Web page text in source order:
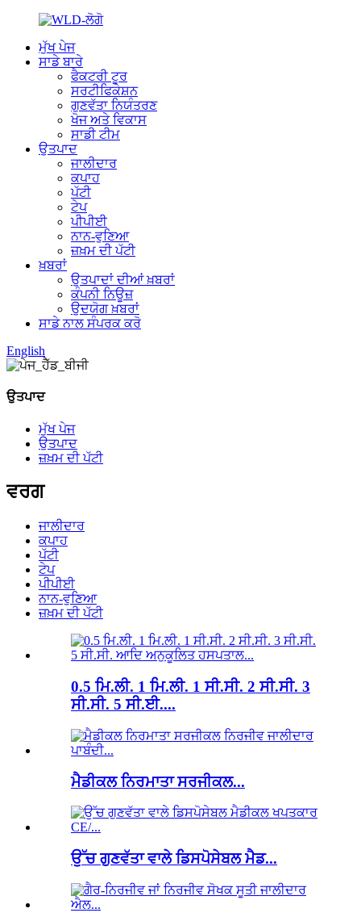
ਮੁੱਖ ਪੇਜ
ਸਾਡੇ ਬਾਰੇ
ਫੈਕਟਰੀ ਟੂਰ
ਸਰਟੀਫਿਕੇਸ਼ਨ
ਗੁਣਵੱਤਾ ਨਿਯੰਤਰਣ
ਖੋਜ ਅਤੇ ਵਿਕਾਸ
ਸਾਡੀ ਟੀਮ
ਉਤਪਾਦ
ਜਾਲੀਦਾਰ
ਕਪਾਹ
ਪੱਟੀ
ਟੇਪ
ਪੀਪੀਈ
ਨਾਨ-ਵੁਣਿਆ
ਜ਼ਖ਼ਮ ਦੀ ਪੱਟੀ
ਖ਼ਬਰਾਂ
ਉਤਪਾਦਾਂ ਦੀਆਂ ਖ਼ਬਰਾਂ
ਕੰਪਨੀ ਨਿਊਜ਼
ਉਦਯੋਗ ਖ਼ਬਰਾਂ
ਸਾਡੇ ਨਾਲ ਸੰਪਰਕ ਕਰੋ
English
ਉਤਪਾਦ
ਮੁੱਖ ਪੇਜ
ਉਤਪਾਦ
ਜ਼ਖ਼ਮ ਦੀ ਪੱਟੀ
ਵਰਗ
ਜਾਲੀਦਾਰ
ਕਪਾਹ
ਪੱਟੀ
ਟੇਪ
ਪੀਪੀਈ
ਨਾਨ-ਵੁਣਿਆ
ਜ਼ਖ਼ਮ ਦੀ ਪੱਟੀ
0.5 ਮਿ.ਲੀ. 1 ਮਿ.ਲੀ. 1 ਸੀ.ਸੀ. 2 ਸੀ.ਸੀ. 3
ਸੀ.ਸੀ. 5 ਸੀ.ਈ....
ਮੈਡੀਕਲ ਨਿਰਮਾਤਾ ਸਰਜੀਕਲ...
ਉੱਚ ਗੁਣਵੱਤਾ ਵਾਲੇ ਡਿਸਪੋਸੇਬਲ ਮੈਡ...